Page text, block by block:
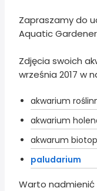
Zapraszamy do
Aquatic
Zdjęcia swoich
września 2017 w
akwarium
akwarium
akwarum
paludarium
Warto